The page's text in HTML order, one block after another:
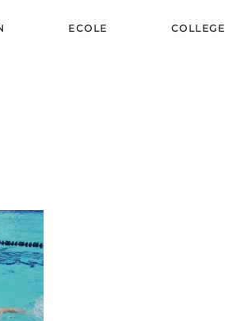
ECOLE COLLEGE